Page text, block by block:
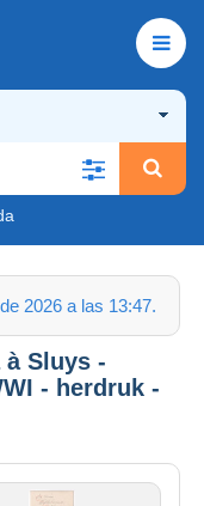
2026 a las 13:47.
Sluys -
- herdruk -